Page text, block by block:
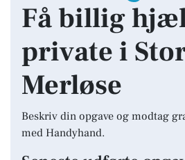
Få billig
private i
Merløse
Beskriv din opgave og modtag
med Handyhand.